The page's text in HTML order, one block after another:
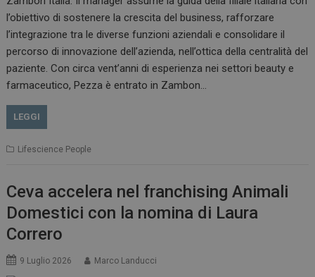
l’obiettivo di sostenere la crescita del business, rafforzare
l’integrazione tra le diverse funzioni aziendali e consolidare il
percorso di innovazione dell’azienda, nell’ottica della centralità del
paziente. Con circa vent’anni di esperienza nei settori beauty e
farmaceutico, Pezza è entrato in Zambon…
LEGGI
Lifescience People
Ceva accelera nel franchising Animali
Domestici con la nomina di Laura
Correro
9 Luglio 2026 Marco Landucci